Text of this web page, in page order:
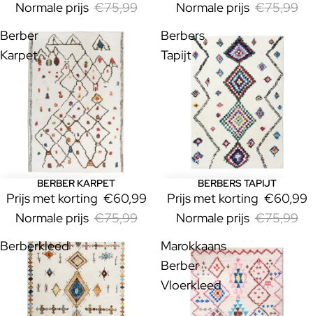
Normale prijs €75,99
Normale prijs €75,99
Berber
Karpet
UitverkoopBERBER KARPET
Prijs met korting €60,99
Normale prijs €75,99
Berbers
Tapijt
UitverkoopBERBERS TAPIJT
Prijs met korting €60,99
Normale prijs €75,99
Berberkleed
Marokkaans
Berber
Vloerkleed